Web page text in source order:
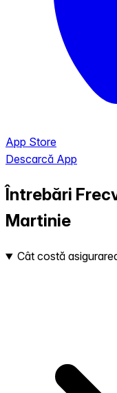
App Store
Descarcă App
Întrebări
Martinie
Cât costă